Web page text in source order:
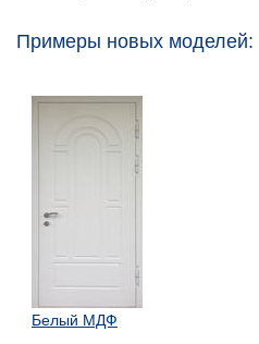
Примеры новых моделей:
Белый МДФ